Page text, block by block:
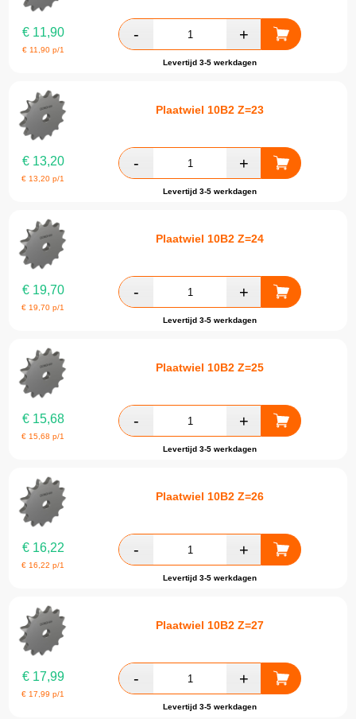
€11,90
€ 11,90p/1
Levertijd 3-5 werkdagen
Plaatwiel 10B2 Z=23
€13,20
€ 13,20 p/1
Levertijd 3-5 werkdagen
Plaatwiel 10B2 Z=24
€19,70
€ 19,70 p/1
Levertijd 3-5 werkdagen
Plaatwiel 10B2 Z=25
€15,68
€ 15,68 p/1
Levertijd 3-5 werkdagen
Plaatwiel 10B2 Z=26
€16,22
€ 16,22 p/1
Levertijd 3-5 werkdagen
Plaatwiel 10B2 Z=27
€17,99
€ 17,99 p/1
Levertijd 3-5 werkdagen